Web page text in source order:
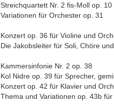
Streichquartett Nr. 2 fis-Moll op.
Variationen für Orchester op. 31
Konzert op. 36 für Violine und
Die Jakobsleiter für Soli, Chöre
Kammersinfonie Nr. 2 op. 38
Kol Nidre op. 39 für Sprecher,
Konzert op. 42 für Klavier und
Thema und Variationen op. 43b